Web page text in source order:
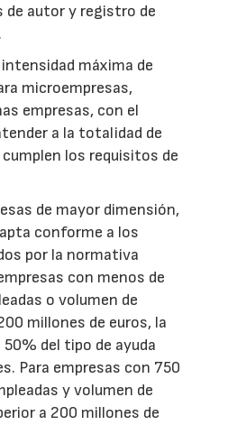
de autor y registro de
máxima de
microempresas,
empresas, con el
a la totalidad de
los requisitos de
de mayor dimensión,
conforme a los
por la normativa
con menos de
o volumen de
millones de euros, la
del tipo de ayuda
Para empresas con 750
y volumen de
a 200 millones de